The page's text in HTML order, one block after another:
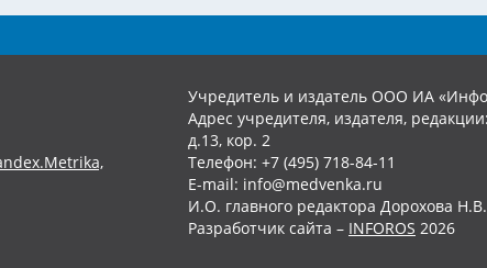
Учредитель и издатель ООО ИА
Адрес учредителя, издателя,
д.13, кор. 2
Телефон: +7 (495) 718-84-11
E-mail: info@medvenka.ru
И.О. главного редактора Дорохова Н.В.
Разработчик сайта – INFOROS 2026